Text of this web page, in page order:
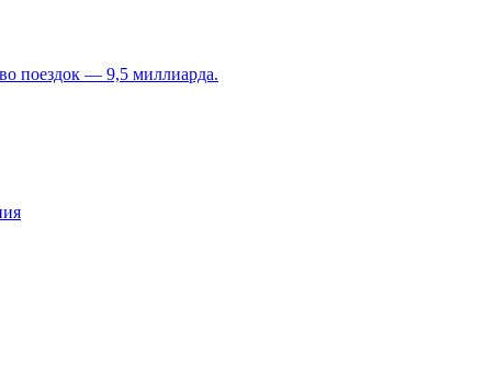
поездок — 9,5 миллиарда.